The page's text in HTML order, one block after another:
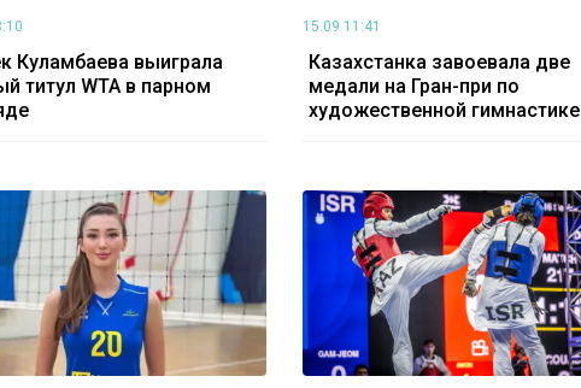
Куламбаева выиграла
титул WTA в парном
15.09 11:41
Казахстанка завоевала две
медали на Гран-при по
художественной гимнастике